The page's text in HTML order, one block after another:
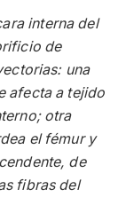
interna del
de
una
afecta a tejido
otra
el fémur y
de
fibras del